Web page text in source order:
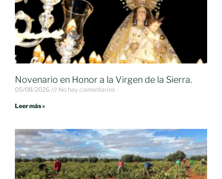
Novenario en Honor a la Virgen de la Sierra.
05/08/2026 No hay comentarios
Leer más »